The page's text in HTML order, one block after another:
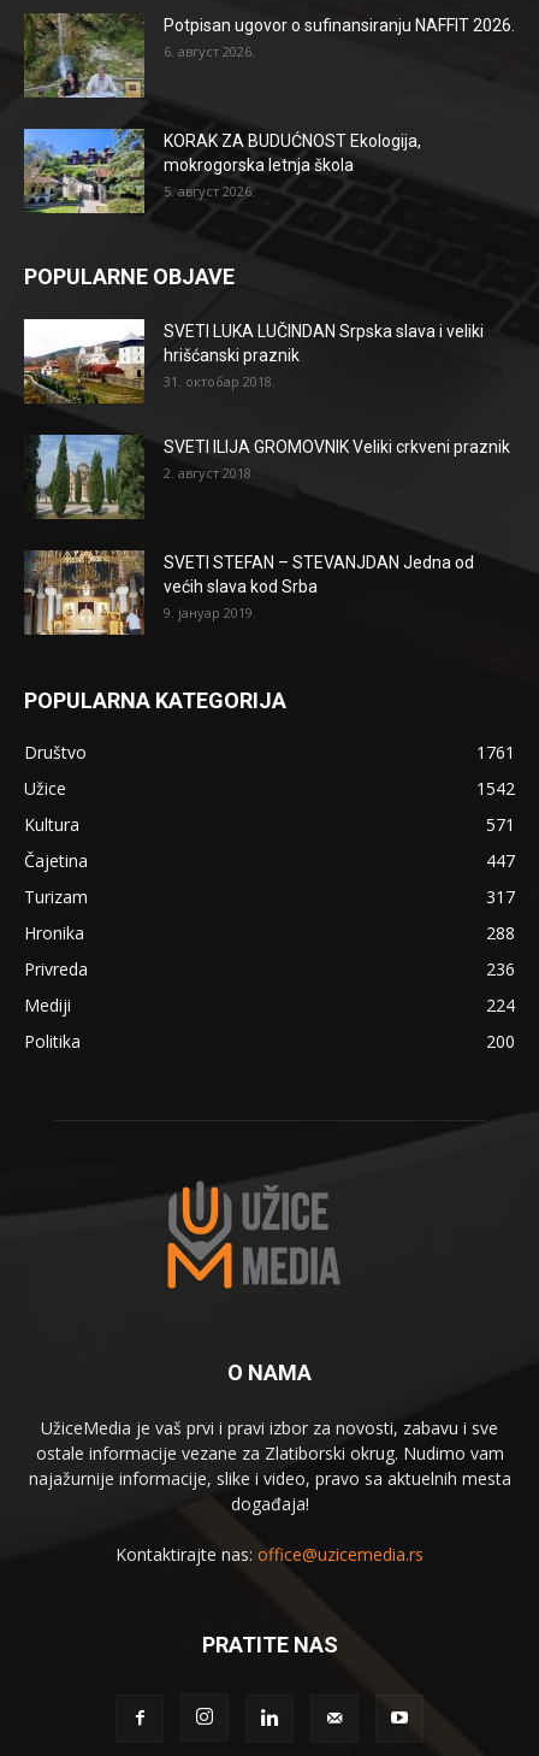
Potpisan ugovor o sufinansiranju NAFFIT 2026.
6. август 2026.
KORAK ZA BUDUĆNOST Ekologija,
mokrogorska letnja škola
5. август 2026.
POPULARNE OBJAVE
SVETI LUKA LUČINDAN Srpska slava i veliki
hrišćanski praznik
31. октобар 2018.
SVETI ILIJA GROMOVNIK Veliki crkveni praznik
2. август 2018.
SVETI STEFAN – STEVANJDAN Jedna od
većih slava kod Srba
9. јануар 2019.
POPULARNA KATEGORIJA
Društvo
1761
Užice
1542
Kultura
571
Čajetina
447
Turizam
317
Hronika
288
Privreda
236
Mediji
224
Politika
200
O NAMA
UžiceMedia je vaš prvi i pravi izbor za novosti, zabavu i sve
ostale informacije vezane za Zlatiborski okrug. Nudimo vam
najažurnije informacije, slike i video, pravo sa aktuelnih mesta
događaja!
Kontaktirajte nas: office@uzicemedia.rs
PRATITE NAS